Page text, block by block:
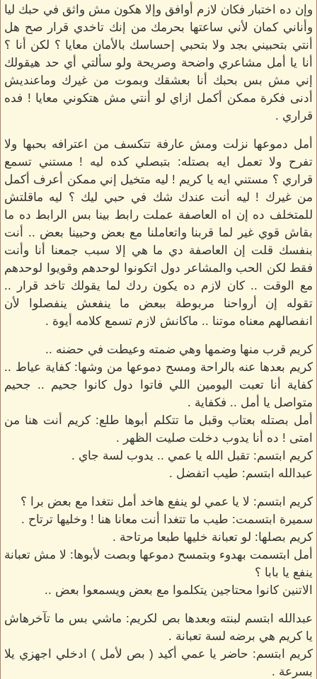
وإن ده اختبار فكان لازم أوافق وإلا هكون مش واثق في حبك ليا
وأناني كمان لأني ساعتها بحرمك من إنك تاخدي قرار صح هل
أنتي بتحبيني بجد ولا بتحبي إحساسك بالأمان معايا ؟ لكن أنا ؟
أنا يا أمل مشاعري واضحة وصريحة ولو سألتي أي حد هيقولك
إني مش بس بحبك أنا بعشقك وبموت من غيرك وماعنديش
أدنى فكرة ممكن أكمل ازاي لو أنتي مش هتكوني معايا ! فده
قراري .
أمل دموعها نزلت ومش عارفة تتكسف من اعترافه بحبها ولا
تفرح ولا تعمل ايه بصتله: بتبصلي كده ليه ! مستني تسمع
قراري ؟ مستني ايه يا كريم ! ليه متخيل إني ممكن أعرف أكمل
من غيرك ! ليه أنت عندك شك في حبي ليك ؟ ليه ماقلتش
للمتخلف ده إن اه العاصفة عملت رابط بينا بس الرابط ده ما
بقاش قوي غير لما قربنا واتعاملنا مع بعض وحبينا بعض .. أنت
بنفسك قلت إن العاصفة دي ما هي إلا سبب جمعنا أنا وأنت
فقط لكن الحب والمشاعر دول اتكونوا لوحدهم وقويوا لوحدهم
مع الوقت .. كان لازم ده يكون ردك لما يقولك تاخد قرار ..
تقوله إن أرواحنا مربوطة ببعض ما ينفعش ينفصلوا لأن
انفصالهم معناه موتنا .. ماكانش لازم تسمع كلامه أيوة .
كريم قرب منها وضمها وهي ضمته وعيطت في حضنه ..
كريم بعدها عنه بالراحة ومسح دموعها من وشها: كفاية عياط ..
كفاية أنا تعبت اليومين اللي فاتوا دول كانوا جحيم .. جحيم
متواصل يا أمل .. فكفاية .
أمل بصتله بعتاب وقبل ما تتكلم أبوها طلع: كريم أنت هنا من
امتى ! ده أنا يدوب دخلت صليت الظهر .
كريم ابتسم: تقبل الله يا عمي .. يدوب لسة جاي .
عبدالله ابتسم: طيب اتفضل .
كريم ابتسم: لا يا عمي لو ينفع هاخد أمل نتغدا مع بعض برا ؟
سميرة ابتسمت: طيب ما تتغدا أنت معانا هنا ! وخليها ترتاح .
كريم بصلها: لو تعبانة خليها طبعا مرتاحة .
أمل ابتسمت بهدوء وبتمسح دموعها وبصت لأبوها: لا مش تعبانة
ينفع يا بابا ؟
الاتنين كانوا محتاجين يتكلموا مع بعض ويسمعوا بعض ..
عبدالله ابتسم لبنته وبعدها بص لكريم: ماشي بس ما تآخرهاش
يا كريم هي برضه لسة تعبانة .
كريم ابتسم: حاضر يا عمي أكيد ( بص لأمل ) ادخلي اجهزي يلا
بسرعة .